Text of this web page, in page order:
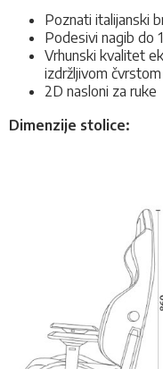
Poznati italijanski
Podesivi nagib do
Vrhunski kvalitet
izdržljivom
2D nasloni za ruke
Dimenzije stolice: